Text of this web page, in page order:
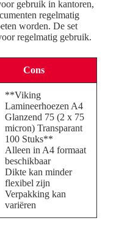
gebruik in kantoren,
regelmatig
worden. De set
regelmatig gebruik.
Cons
**Viking
Lamineerhoezen A4
Glanzend 75 (2 x 75
micron) Transparant
100 Stuks**
Alleen in A4 formaat
beschikbaar
Dikte kan minder
flexibel zijn
Verpakking kan
variëren